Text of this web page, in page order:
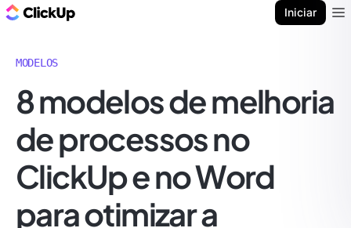
Iniciar
MODELOS
8 modelos de melhoria
de processos no
ClickUp e no Word
para otimizar a